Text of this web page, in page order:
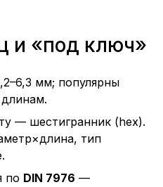
и «под ключ»
мм; популярны
— шестигранник (hex).
тип
по DIN 7976 —